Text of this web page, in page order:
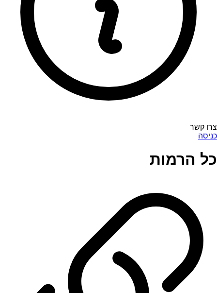
צרו קשר
כניסה
כל הרמות